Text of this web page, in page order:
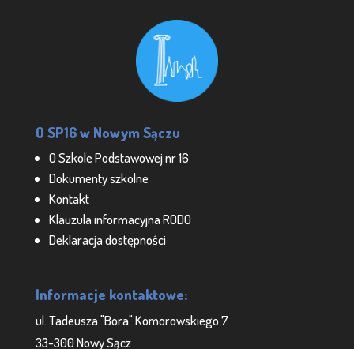
O SP16 w Nowym Sączu
O Szkole Podstawowej nr 16
Dokumenty szkolne
Kontakt
Klauzula informacyjna RODO
Deklaracja dostępności
Informacje kontaktowe:
ul. Tadeusza "Bora" Komorowskiego 7
33-300 Nowy Sącz